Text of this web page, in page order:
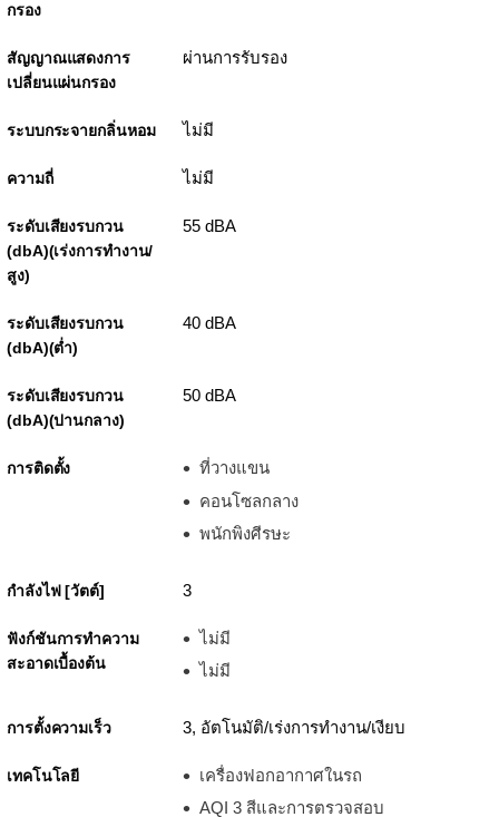
กรอง
สัญญาณแสดงการ
เปลี่ยนแผ่นกรอง
ผ่านการรับรอง
ระบบกระจายกลิ่นหอม ไม่มี
ความถี่ ไม่มี
ระดับเสียงรบกวน
(dbA)(เร่งการทำงาน/
สูง)
55 dBA
ระดับเสียงรบกวน
(dbA)(ต่ำ)
40 dBA
ระดับเสียงรบกวน
(dbA)(ปานกลาง)
50 dBA
การติดตั้ง
ที่วางแขน
คอนโซลกลาง
พนักพิงศีรษะ
กำลังไฟ [วัตต์] 3
ฟังก์ชันการทําความ
สะอาดเบื้องต้น
ไม่มี
ไม่มี
การตั้งความเร็ว 3, อัตโนมัติ/เร่งการทำงาน/เงียบ
เทคโนโลยี
เครื่องฟอกอากาศในรถ
AQI 3 สีและการตรวจสอบ